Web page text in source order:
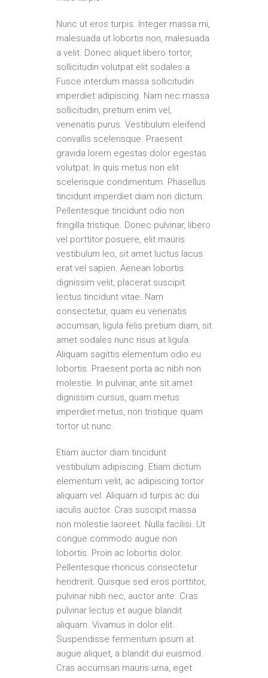
Nunc ut eros turpis. Integer massa mi,
malesuada ut lobortis non, malesuada
a velit. Donec aliquet libero tortor,
sollicitudin volutpat elit sodales a.
Fusce interdum massa sollicitudin
imperdiet adipiscing. Nam nec massa
sollicitudin, pretium enim vel,
venenatis purus. Vestibulum eleifend
convallis scelerisque. Praesent
gravida lorem egestas dolor egestas
volutpat. In quis metus non elit
scelerisque condimentum. Phasellus
tincidunt imperdiet diam non dictum.
Pellentesque tincidunt odio non
fringilla tristique. Donec pulvinar, libero
vel porttitor posuere, elit mauris
vestibulum leo, sit amet luctus lacus
erat vel sapien. Aenean lobortis
dignissim velit, placerat suscipit
lectus tincidunt vitae. Nam
consectetur, quam eu venenatis
accumsan, ligula felis pretium diam, sit
amet sodales nunc risus at ligula.
Aliquam sagittis elementum odio eu
lobortis. Praesent porta ac nibh non
molestie. In pulvinar, ante sit amet
dignissim cursus, quam metus
imperdiet metus, non tristique quam
tortor ut nunc.
Etiam auctor diam tincidunt
vestibulum adipiscing. Etiam dictum
elementum velit, ac adipiscing tortor
aliquam vel. Aliquam id turpis ac dui
iaculis auctor. Cras suscipit massa
non molestie laoreet. Nulla facilisi. Ut
congue commodo augue non
lobortis. Proin ac lobortis dolor.
Pellentesque rhoncus consectetur
hendrerit. Quisque sed eros porttitor,
pulvinar nibh nec, auctor ante. Cras
pulvinar lectus et augue blandit
aliquam. Vivamus in dolor elit.
Suspendisse fermentum ipsum at
augue aliquet, a blandit dui euismod.
Cras accumsan mauris urna, eget